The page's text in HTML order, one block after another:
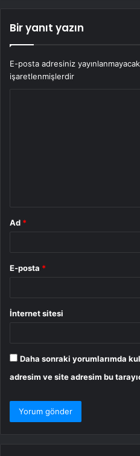
Bir yanıt yazın
E-posta adresiniz
işaretlenmişlerdir
Ad *
E-posta *
İnternet sitesi
Daha sonraki yorumlarımda
adresim ve site adresim bu